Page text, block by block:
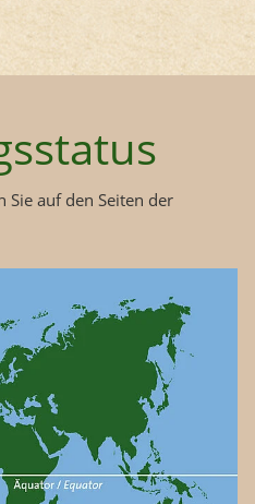
auf den Seiten der